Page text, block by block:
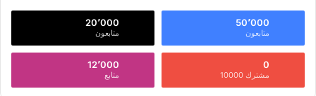
50٬000
متابعون
20٬000
متابعون
0
مشترك 10000
12٬000
متابع